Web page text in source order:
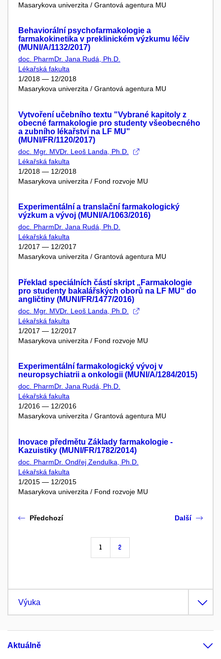
Masarykova univerzita / Grantová agentura MU
Behaviorální psychofarmakologie a
farmakokinetika v preklinickém výzkumu léčiv
(MUNI/A/1132/2017)
doc. PharmDr. Jana Rudá, Ph.D.
Lékařská fakulta
1/2018 — 12/2018
Masarykova univerzita / Grantová agentura MU
Vytvoření učebního textu "Vybrané kapitoly z
obecné farmakologie pro studenty všeobecného
a zubního lékařství na LF MU"
(MUNI/FR/1120/2017)
doc. Mgr. MVDr. Leoš Landa, Ph.D.
Lékařská fakulta
1/2018 — 12/2018
Masarykova univerzita / Fond rozvoje MU
Experimentální a translační farmakologický
výzkum a vývoj (MUNI/A/1063/2016)
doc. PharmDr. Jana Rudá, Ph.D.
Lékařská fakulta
1/2017 — 12/2017
Masarykova univerzita / Grantová agentura MU
Překlad speciálních částí skript „Farmakologie
pro studenty bakalářských oborů na LF MU“ do
angličtiny (MUNI/FR/1477/2016)
doc. Mgr. MVDr. Leoš Landa, Ph.D.
Lékařská fakulta
1/2017 — 12/2017
Masarykova univerzita / Fond rozvoje MU
Experimentální farmakologický vývoj v
neuropsychiatrii a onkologii (MUNI/A/1284/2015)
doc. PharmDr. Jana Rudá, Ph.D.
Lékařská fakulta
1/2016 — 12/2016
Masarykova univerzita / Grantová agentura MU
Inovace předmětu Základy farmakologie -
Kazuistiky (MUNI/FR/1782/2014)
doc. PharmDr. Ondřej Zendulka, Ph.D.
Lékařská fakulta
1/2015 — 12/2015
Masarykova univerzita / Fond rozvoje MU
Předchozí
1 2
Další
Výuka
Aktuálně